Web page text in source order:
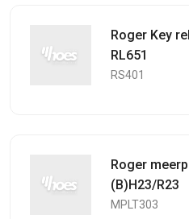
Roger Key
RL651
RS401
Roger
(B)H23/R23
MPLT303